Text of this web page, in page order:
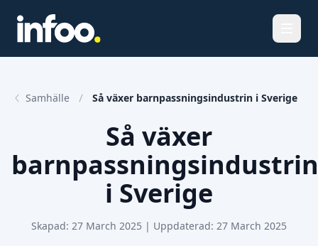
Samhälle Så växer barnpassningsindustrin i Sverige
Så växer
barnpassningsindustrin
i Sverige
Skapad: 27 March 2025 | Uppdaterad: 27 March 2025